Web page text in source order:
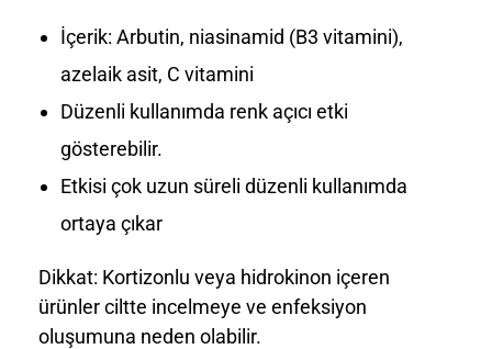
İçerik: Arbutin, niasinamid (B3 vitamini),
azelaik asit, C vitamini
Düzenli kullanımda renk açıcı etki
gösterebilir.
Etkisi çok uzun süreli düzenli kullanımda
ortaya çıkar
Dikkat: Kortizonlu veya hidrokinon içeren
ürünler ciltte incelmeye ve enfeksiyon
oluşumuna neden olabilir.